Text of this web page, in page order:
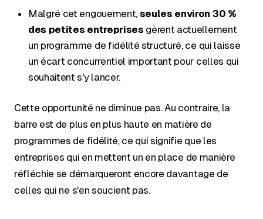
Malgré cet engouement, seules environ 30 %
des petites entreprises gèrent actuellement
un programme de fidélité structuré, ce qui laisse
un écart concurrentiel important pour celles qui
souhaitent s'y lancer.
Cette opportunité ne diminue pas. Au contraire, la
barre est de plus en plus haute en matière de
programmes de fidélité, ce qui signifie que les
entreprises qui en mettent un en place de manière
réfléchie se démarqueront encore davantage de
celles qui ne s'en soucient pas.